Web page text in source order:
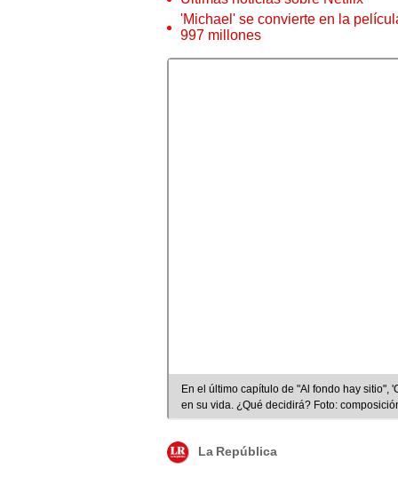
'Michael' se convierte en la
997 millones
En el último capítulo de "Al fondo hay sitio",
en su vida. ¿Qué decidirá? Foto:
La República